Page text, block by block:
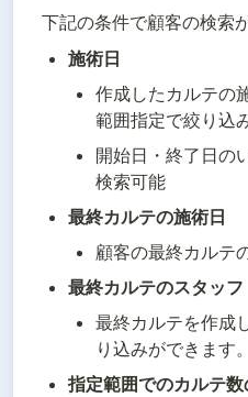
下記の条件で顧客の検索
施術日
作成したカルテの
範囲指定で絞り込
開始日・終了日の
検索可能
最終カルテの施術日
顧客の最終カルテ
最終カルテのスタッフ
最終カルテを作成
り込みができます。
指定範囲でのカルテ数